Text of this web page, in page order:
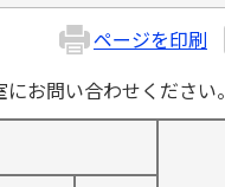
ページを印刷
お問い合わせください。